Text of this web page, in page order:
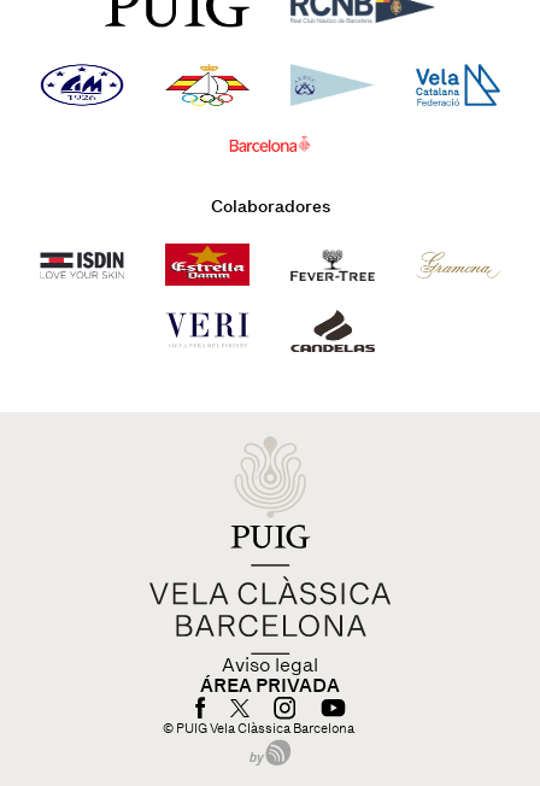
Colaboradores
Aviso legal
ÁREA PRIVADA
© PUIG Vela Clàssica Barcelona